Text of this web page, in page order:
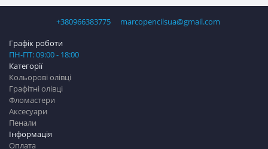
+380966383775 marcopencilsua@gmail.com
Категорії
Кольорові олівці
Графітні олівці
Фломастери
Аксесуари
Пенали
Інформація
Оплата
Графік роботи
ПН-ПТ: 09:00 - 18:00